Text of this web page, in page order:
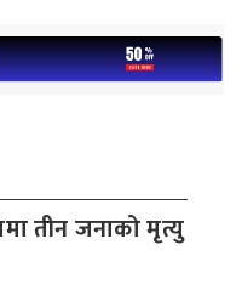
तीन जनाको मृत्यु